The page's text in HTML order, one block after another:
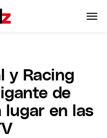
y Racing
de
lugar en las